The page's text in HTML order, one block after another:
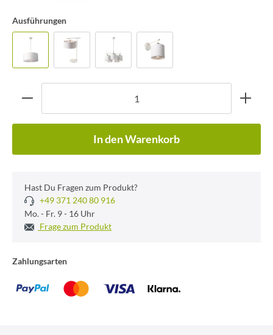
Ausführungen
In den Warenkorb
Hast Du Fragen zum Produkt?
+49 371 240 80 916
Mo. - Fr. 9 - 16 Uhr
Frage zum Produkt
Zahlungsarten